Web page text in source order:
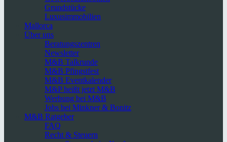
Grundstücke
Luxusimmobilien
Mallorca
Über uns
Beratungszentren
Newsletter
M&B Talkrunde
M&B Pfingstfest
M&B Eventkalender
M&P heißt jetzt M&B
Werbung bei M&B
Jobs bei Minkner & Bonitz
M&B Ratgeber
FAQ
Recht & Steuern